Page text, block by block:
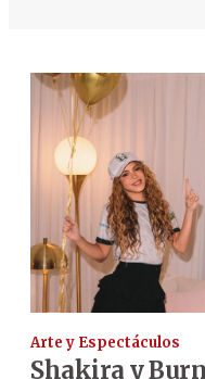
Arte y Espectáculos
Shakira y